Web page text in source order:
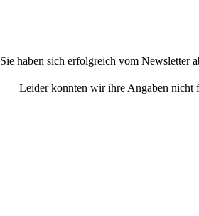
Sie haben sich erfolgreich vom Newsletter
Leider konnten wir ihre Angaben nicht